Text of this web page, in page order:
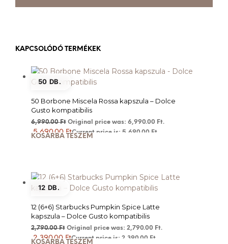
KAPCSOLÓDÓ TERMÉKEK
50 DB.
50 Borbone Miscela Rossa kapszula – Dolce
Gusto kompatibilis
6,990.00Ft Original price was: 6,990.00 Ft.
5,690.00 FtCurrent price is: 5,690.00 Ft.
KOSÁRBA TESZEM
12 DB.
12 (6+6) Starbucks Pumpkin Spice Latte
kapszula – Dolce Gusto kompatibilis
2,790.00Ft Original price was: 2,790.00 Ft.
2,390.00 FtCurrent price is: 2,390.00 Ft.
KOSÁRBA TESZEM